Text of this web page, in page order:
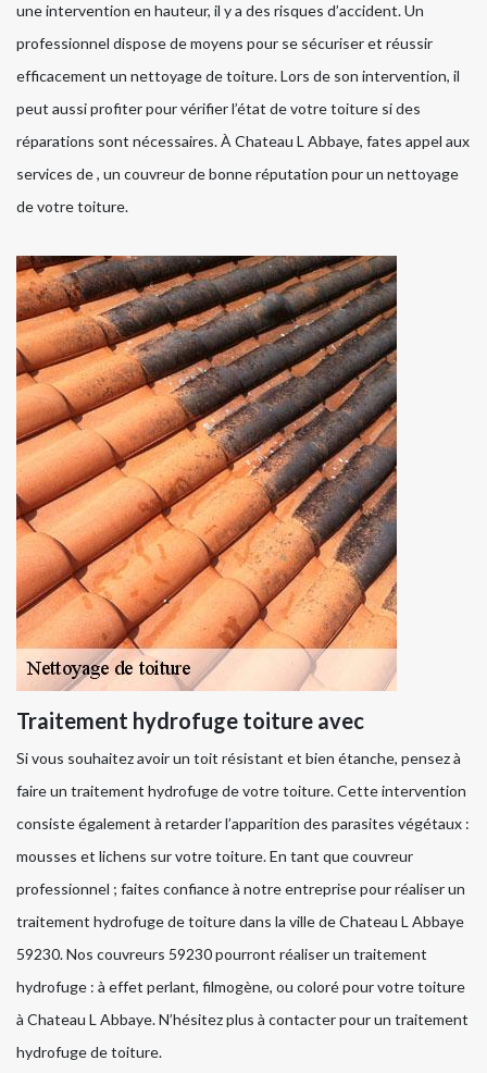
une intervention en hauteur, il y a des risques d’accident. Un
professionnel dispose de moyens pour se sécuriser et réussir
efficacement un nettoyage de toiture. Lors de son intervention, il
peut aussi profiter pour vérifier l’état de votre toiture si des
réparations sont nécessaires. À Chateau L Abbaye, fates appel aux
services de , un couvreur de bonne réputation pour un nettoyage
de votre toiture.
Traitement hydrofuge toiture avec
Si vous souhaitez avoir un toit résistant et bien étanche, pensez à
faire un traitement hydrofuge de votre toiture. Cette intervention
consiste également à retarder l’apparition des parasites végétaux :
mousses et lichens sur votre toiture. En tant que couvreur
professionnel ; faites confiance à notre entreprise pour réaliser un
traitement hydrofuge de toiture dans la ville de Chateau L Abbaye
59230. Nos couvreurs 59230 pourront réaliser un traitement
hydrofuge : à effet perlant, filmogène, ou coloré pour votre toiture
à Chateau L Abbaye. N’hésitez plus à contacter pour un traitement
hydrofuge de toiture.